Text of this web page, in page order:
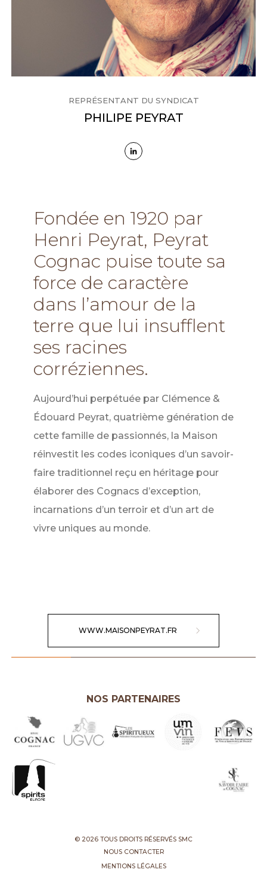
REPRÉSENTANT DU SYNDICAT
PHILIPE PEYRAT
Fondée en 1920 par
Henri Peyrat, Peyrat
Cognac puise toute sa
force de caractère
dans l’amour de la
terre que lui insufflent
ses racines
corréziennes.
Aujourd’hui perpétuée par Clémence &
Édouard Peyrat, quatrième génération de
cette famille de passionnés, la Maison
réinvestit les codes iconiques d’un savoir-
faire traditionnel reçu en héritage pour
élaborer des Cognacs d’exception,
incarnations d’un terroir et d’un art de
vivre uniques au monde.
WWW.MAISONPEYRAT.FR
NOS PARTENAIRES
© 2026 TOUS DROITS RÉSERVÉS SMC
NOUS CONTACTER
MENTIONS LÉGALES